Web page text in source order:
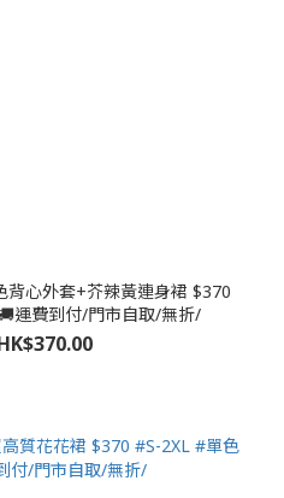
背心外套+芥辣黃連身裙 $370
2XL #單色 🚚運費到付/門市自取/無折/